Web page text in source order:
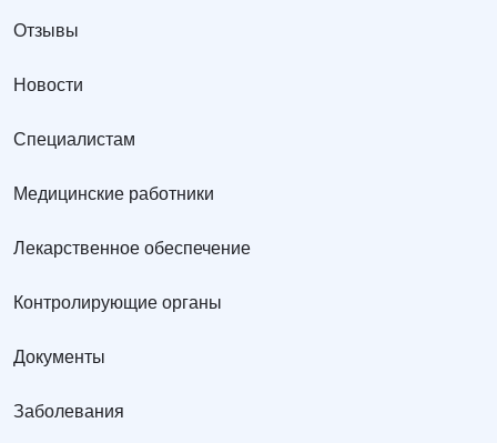
Отзывы
Новости
Специалистам
Медицинские работники
Лекарственное обеспечение
Контролирующие органы
Документы
Заболевания